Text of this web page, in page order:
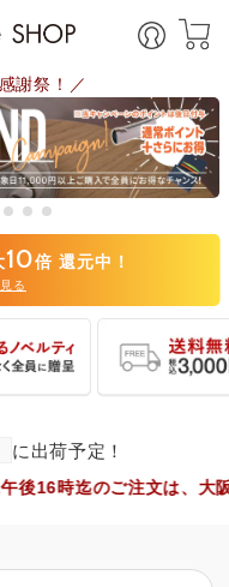
謝祭！／
10倍 還元中！
る
に出荷予定！
文は、大阪市からヤマ